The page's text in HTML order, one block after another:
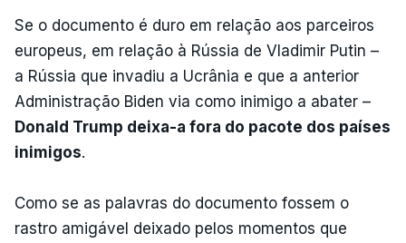
Se o documento é duro em relação aos parceiros
europeus, em relação à Rússia de Vladimir Putin –
a Rússia que invadiu a Ucrânia e que a anterior
Administração Biden via como inimigo a abater –
Donald Trump deixa-a fora do pacote dos países
inimigos.
Como se as palavras do documento fossem o
rastro amigável deixado pelos momentos que